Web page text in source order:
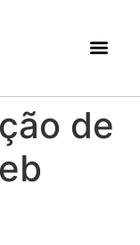
de